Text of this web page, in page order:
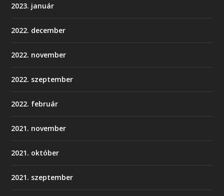
2023. január
2022. december
2022. november
2022. szeptember
2022. február
2021. november
2021. október
2021. szeptember